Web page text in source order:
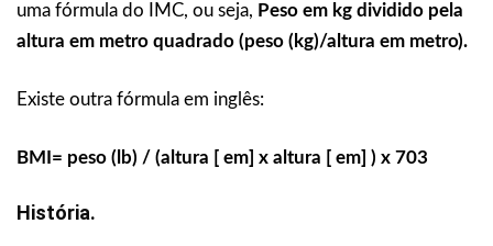
uma fórmula do IMC, ou seja, Peso em kg dividido pela
altura em metro quadrado (peso (kg)/altura em metro).
Existe outra fórmula em inglês:
BMI= peso (lb) / (altura [ em] x altura [ em] ) x 703
História.